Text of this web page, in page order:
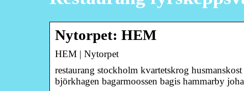
Nytorpet: HEM
HEM | Nytorpet
restaurang stockholm kvartetskrog
björkhagen bagarmoossen bagis hammarby